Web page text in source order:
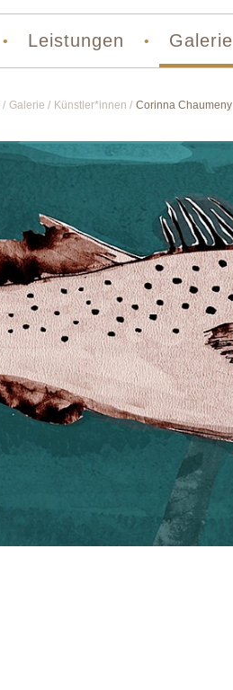
• Leistungen • Galerie
Galerie Künstler*innen Corinna Chaumeny